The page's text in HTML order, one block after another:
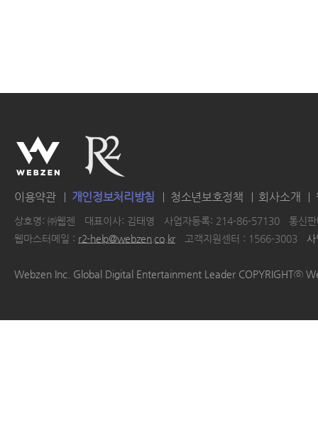
이용약관 개인정보처리방침 청소년보호정책 회사소개
상호명: ㈜웹젠 대표이사: 김태영 사업자등록: 214-86-57130
통신
웹마스터메일 : r2-help@webzen.co.kr 고객지원센터 : 1566-3003
Webzen Inc. Global Digital Entertainment Leader COPYRIGHTⓒ